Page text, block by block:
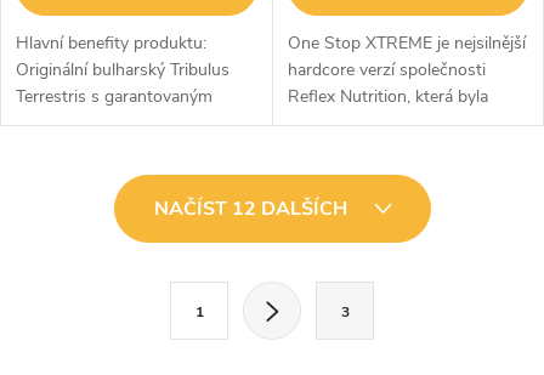
Hlavní benefity produktu:
Originální bulharský Tribulus
Terrestris s garantovaným
obsahem 60% protodioscinu.
One Stop XTREME je nejsilnější
hardcore verzí společnosti
Reflex Nutrition, která byla
vyvinuta za posledních 15 let!
určena pro všechny
sportovce,...
NAČÍST 12 DALŠÍCH
1 3